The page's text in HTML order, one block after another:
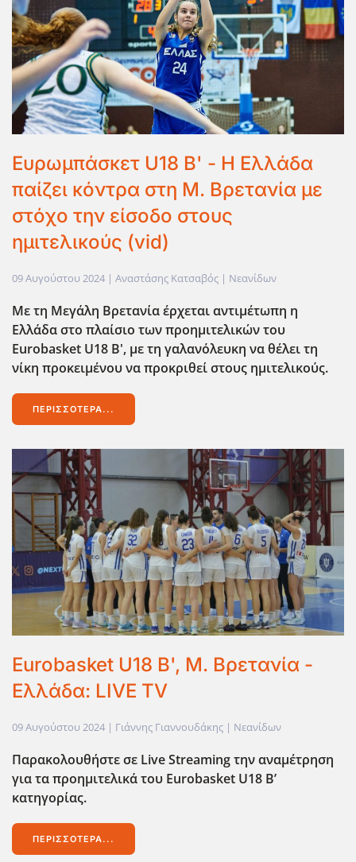
Ευρωμπάσκετ U18 Β' - Η Ελλάδα
παίζει κόντρα στη Μ. Βρετανία με
στόχο την είσοδο στους
ημιτελικούς (vid)
09 Αυγούστου 2024 | Αναστάσης Κατσαβός | Νεανίδων
Με τη Μεγάλη Βρετανία έρχεται αντιμέτωπη η
Ελλάδα στο πλαίσιο των προημιτελικών του
Eurobasket U18 Β', με τη γαλανόλευκη να θέλει τη
νίκη προκειμένου να προκριθεί στους ημιτελικούς.
ΠΕΡΙΣΣΌΤΕΡΑ...
Eurobasket U18 Β', Μ. Βρετανία -
Ελλάδα: LIVE TV
09 Αυγούστου 2024 | Γιάννης Γιαννουδάκης | Νεανίδων
Παρακολουθήστε σε LiveStreamingτην αναμέτρηση
για τα προημιτελικά του Eurobasket U18 Β’
κατηγορίας.
ΠΕΡΙΣΣΌΤΕΡΑ...